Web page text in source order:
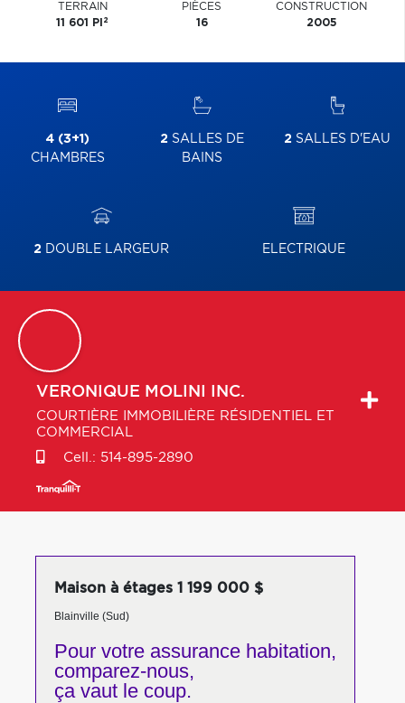
TERRAIN
11 601 PI 2
PIÈCES
16
CONSTRUCTION
2005
4 (3+1)
CHAMBRES
2 SALLES DE
BAINS
2 SALLES D'EAU
2 DOUBLE LARGEUR ELECTRIQUE
VERONIQUE MOLINI INC.
COURTIÈRE IMMOBILIÈRE RÉSIDENTIEL ET
COMMERCIAL
Cell.: 514-895-2890
Maison à étages 1 199 000 $
Blainville (Sud)
Pour votreassurance habitation,
comparez-nous,
ça vaut le coup.